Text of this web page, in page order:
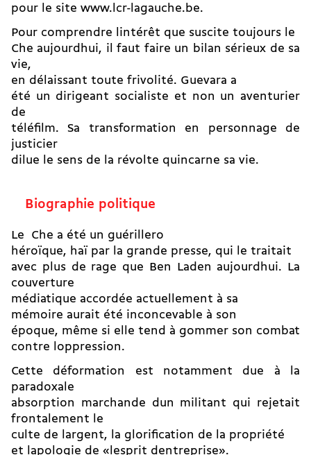
pour le site www.lcr-lagauche.be.
Pour comprendre lintérêt que suscite toujours le
Che aujourdhui, il faut faire un bilan sérieux de sa
vie,
en délaissant toute frivolité. Guevara a
été un dirigeant socialiste et non un aventurier
de
téléfilm. Sa transformation en personnage de
justicier
dilue le sens de la révolte quincarne sa vie.
Biographie politique
Le Che a été un guérillero
héroïque, haï par la grande presse, qui le traitait
avec plus de rage que Ben Laden aujourdhui. La
couverture
médiatique accordée actuellement à sa
mémoire aurait été inconcevable à son
époque, même si elle tend à gommer son combat
contre loppression.
Cette déformation est notamment due à la
paradoxale
absorption marchande dun militant qui rejetait
frontalement le
culte de largent, la glorification de la propriété
et lapologie de «lesprit dentreprise».